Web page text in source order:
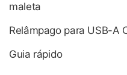
maleta
Relâmpago para USB-A
Guia rápido